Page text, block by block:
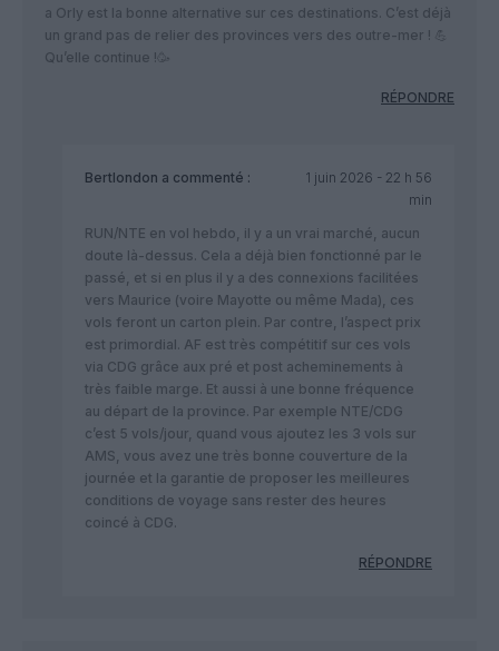
a Orly est la bonne alternative sur ces destinations. C’est déjà
un grand pas de relier des provinces vers des outre-mer ! 💪
Qu’elle continue !🥳
RÉPONDRE
Bertlondon a commenté :
1 juin 2026 - 22 h 56
min
RUN/NTE en vol hebdo, il y a un vrai marché, aucun
doute là-dessus. Cela a déjà bien fonctionné par le
passé, et si en plus il y a des connexions facilitées
vers Maurice (voire Mayotte ou même Mada), ces
vols feront un carton plein. Par contre, l’aspect prix
est primordial. AF est très compétitif sur ces vols
via CDG grâce aux pré et post acheminements à
très faible marge. Et aussi à une bonne fréquence
au départ de la province. Par exemple NTE/CDG
c’est 5 vols/jour, quand vous ajoutez les 3 vols sur
AMS, vous avez une très bonne couverture de la
journée et la garantie de proposer les meilleures
conditions de voyage sans rester des heures
coincé à CDG.
RÉPONDRE